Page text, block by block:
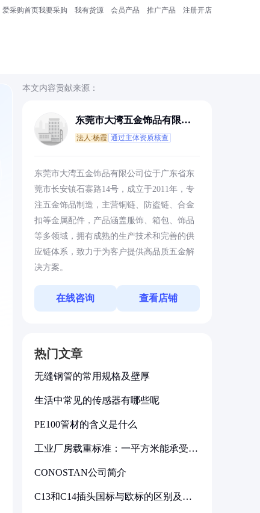
爱采购首页我要采购 我有货源 会员产品 推广产品 注册开店
本文内容贡献来源：
东莞市大湾五金饰品有限公
法人:杨霞 通过主体资质核查
东莞市大湾五金饰品有限公司位于广东省东
莞市长安镇石寨路14号，成立于2011年，专
注五金饰品制造，主营铜链、防盗链、合金
扣等金属配件，产品涵盖服饰、箱包、饰品
等多领域，拥有成熟的生产技术和完善的供
应链体系，致力于为客户提供高品质五金解
决方案。
在线咨询 查看店铺
热门文章
无缝钢管的常用规格及壁厚
生活中常见的传感器有哪些呢
PE100管材的含义是什么
工业厂房载重标准：一平方米能承受多
CONOSTAN公司简介
C13和C14插头国标与欧标的区别及其